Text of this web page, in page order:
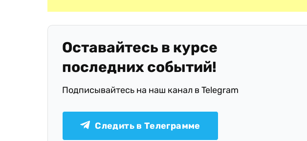
Оставайтесь в курсе
последних событий!
Подписывайтесь на наш канал в Telegram
Следить в Телеграмме